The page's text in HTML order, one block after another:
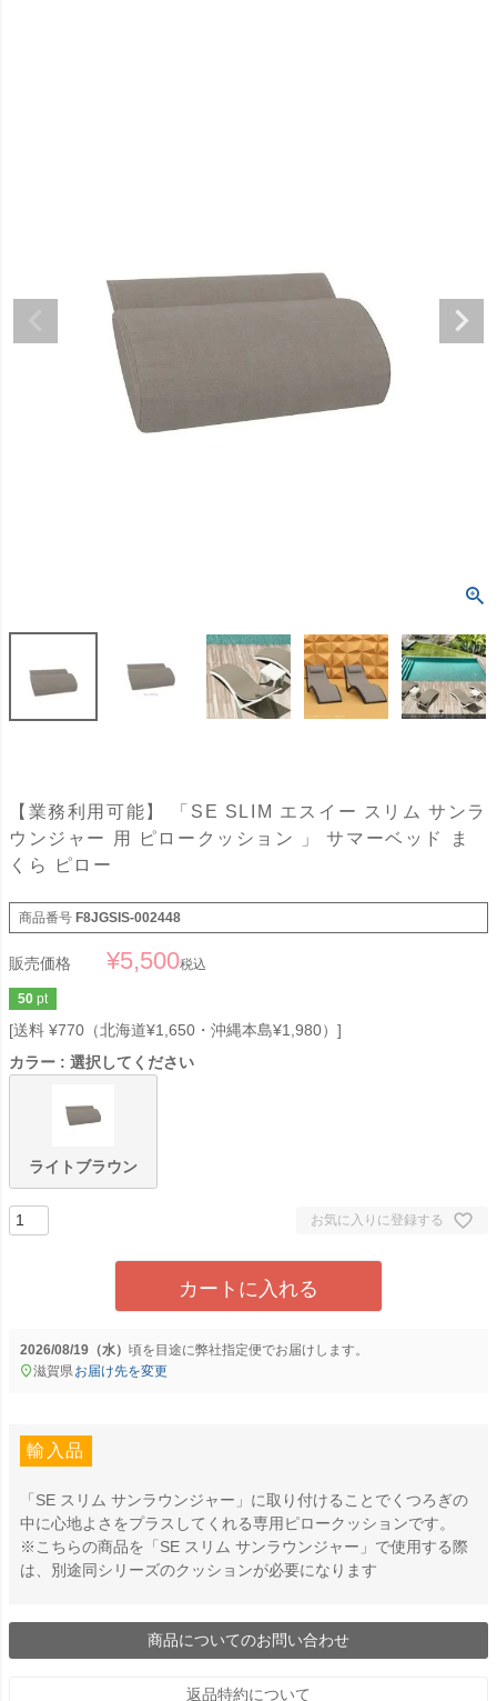
【業務利用可能】 「SE SLIM エスイー スリム サンラ
ウンジャー 用 ピロークッション 」 サマーベッド ま
くら ピロー
商品番号 F8JGSIS-002448
販売価格 ¥5,500税込
50 pt
送料 ¥770（北海道¥1,650・沖縄本島¥1,980）
カラー
選択してください
ライトブラウン
お気に入りに登録する
カートに入れる
2026/08/19（水） に弊社指定便でお届けします。
滋賀県お届け先を変更
輸入品
「SE スリム サンラウンジャー」に取り付けることでくつろぎの
中に心地よさをプラスしてくれる専用ピロークッションです。
※こちらの商品を「SE スリム サンラウンジャー」で使用する際
は、別途同シリーズのクッションが必要になります
商品についてのお問い合わせ
返品特約について